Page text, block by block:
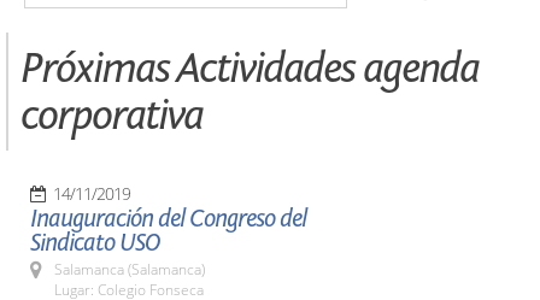
Próximas Actividades agenda
corporativa
14/11/2019
Inauguración del Congreso del
Sindicato USO
Salamanca (Salamanca)
Lugar: Colegio Fonseca